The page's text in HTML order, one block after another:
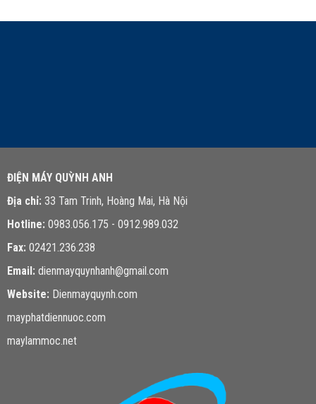
ĐIỆN MÁY QUỲNH ANH
Địa chỉ: 33 Tam Trinh, Hoàng Mai, Hà Nội
Hotline: 0983.056.175 - 0912.989.032
Fax: 02421.236.238
Email: dienmayquynhanh@gmail.com
Website: Dienmayquynh.com
mayphatdiennuoc.com
maylammoc.net